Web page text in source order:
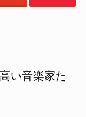
い音楽家た